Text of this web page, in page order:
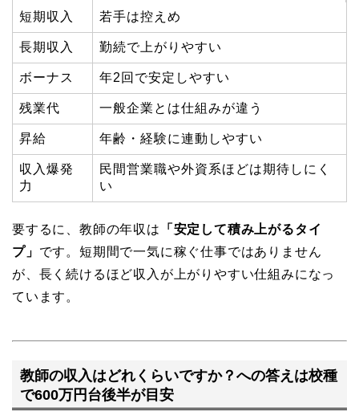
短期収入 若手は控えめ
長期収入 勤続で上がりやすい
ボーナス 年2回で安定しやすい
残業代 一般企業とは仕組みが違う
昇給 年齢・経験に連動しやすい
収入爆発
力
民間営業職や外資系ほどは期待しにく
い
要するに、教師の年収は
「安定して積み上がるタイ
プ」 です。短期間で一気に稼ぐ仕事ではありません
が、長く続けるほど収入が上がりやすい仕組みになっ
ています。
教師の収入はどれくらいですか？への答えは校種
で600万円台後半が目安